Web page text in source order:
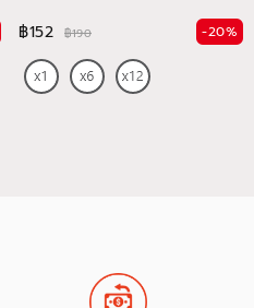
฿152 ฿190 -20%